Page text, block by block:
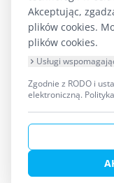
Ciasto
wielkości
kawałek,
gnije, nie
Unikaj za to
rozlaniu
Praktyczna
Akceptując,
plików cookies.
plików cookies.
Usługi
Zgodnie z RODO i
elektroniczną.